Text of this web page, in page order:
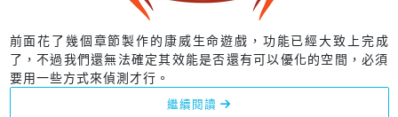
前面花了幾個章節製作的康威生命遊戲，功能已經大致上完成
了，不過我們還無法確定其效能是否還有可以優化的空間，必須
要用一些方式來偵測才行。
繼續閱讀